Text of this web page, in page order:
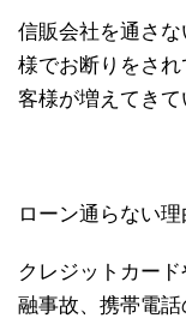
信販会社を通さ
様でお断りをさ
客様が増えてきて
ローン通らない
クレジットカー
融事故、携帯電